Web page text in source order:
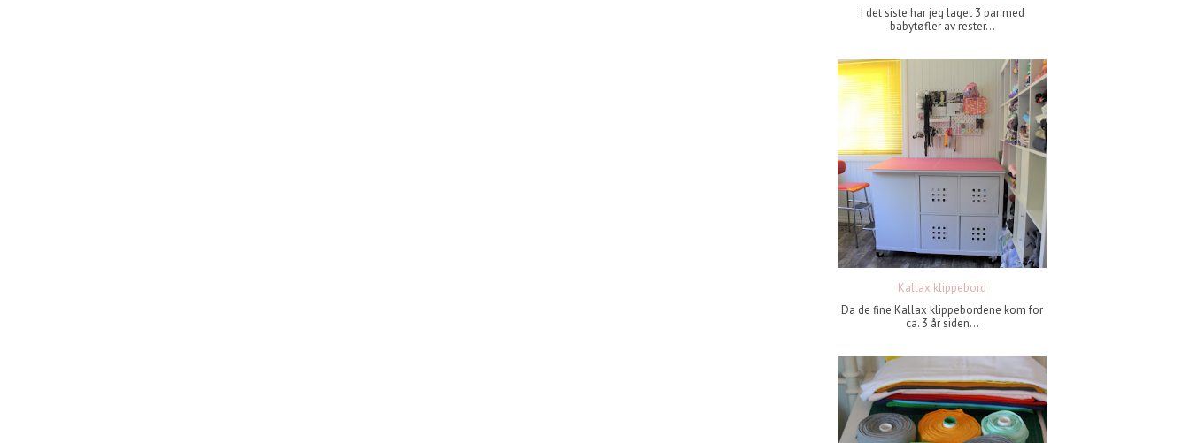
I det siste har jeg laget 3 par med
babytøfler av rester...
Kallax klippebord
Da de fine Kallax klippebordene kom for
ca. 3 år siden...